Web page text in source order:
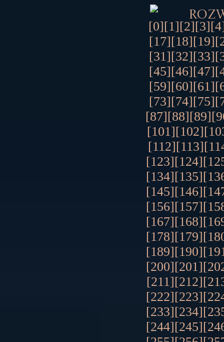
[0][1][2][3]
[17][18][19]
[31][32][33]
[45][46][47]
[59][60][61]
[73][74][75]
[87][88][89]
[101][102]
[112][113]
[123][124]
[134][135]
[145][146]
[156][157]
[167][168]
[178][179]
[189][190]
[200][201]
[211][212]
[222][223]
[233][234]
[244][245]